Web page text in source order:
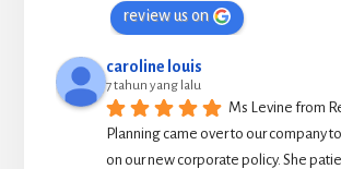
review us on
caroline louis
7 tahun yang lalu
Ms Levine from
Planning came over to our company
on our new corporate policy. She